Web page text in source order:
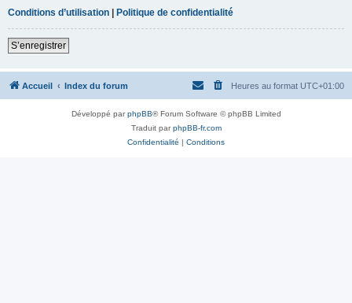
Conditions d’utilisation | Politique de confidentialité
S’enregistrer
Accueil Index du forum Heures au format UTC+01:00
Développé parphpBB® Forum Software © phpBB Limited
Traduit parphpBB-fr.com
Confidentialité | Conditions